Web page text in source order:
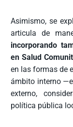
Asimismo, se
articula de
incorporando
en Salud
en las formas de
ámbito interno
externo,
política pública